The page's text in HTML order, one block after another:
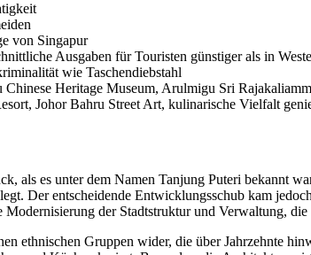
von Singapur
Ausgaben für Touristen günstiger als in
wie Taschendiebstahl
Heritage Museum, Arulmigu Sri
Johor Bahru Street Art, kulinarische Vielfalt
als es unter dem Namen Tanjung Puteri bekannt
Der entscheidende Entwicklungsschub kam
der Stadtstruktur und Verwaltung,
ethnischen Gruppen wider, die über Jahrzehnte